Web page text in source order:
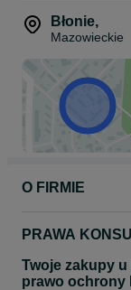
Błonie,
Mazowieckie
O FIRMIE
PRAWA
Twoje zakupy
prawo ochrony